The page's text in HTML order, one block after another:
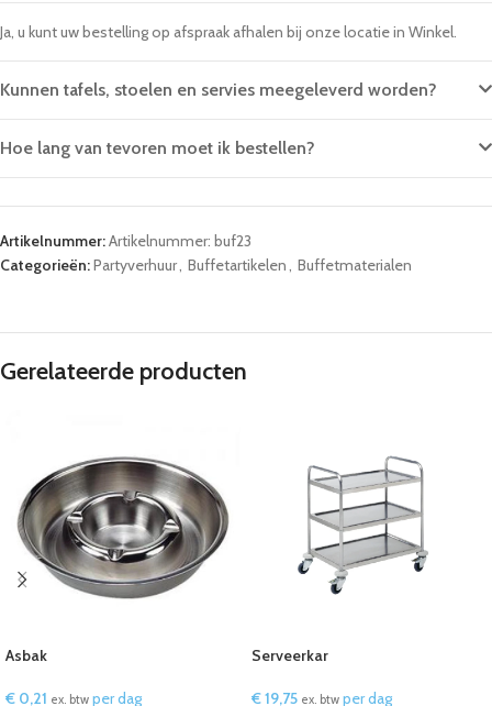
Ja, u kunt uw bestelling op afspraak afhalen bij onze locatie in Winkel.
Kunnen tafels, stoelen en servies meegeleverd worden?
Hoe lang van tevoren moet ik bestellen?
Artikelnummer:Artikelnummer: buf23
Categorieën:Partyverhuur Buffetartikelen Buffetmaterialen
Gerelateerde producten
Asbak
€ 0,21 ex. btw per dag
Serveerkar
€19,75 ex. btw per dag